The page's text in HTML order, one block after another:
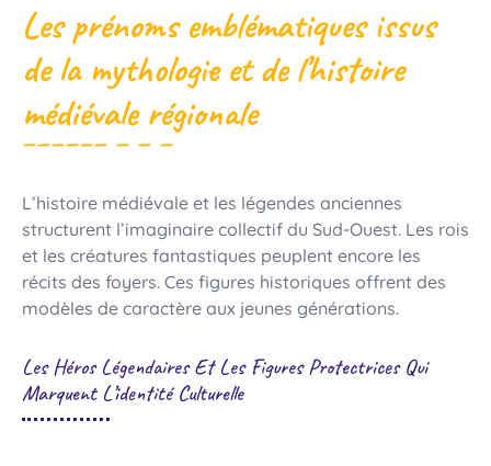
Les prénoms emblématiques issus
de la mythologie et de l’histoire
médiévale régionale
L’histoire médiévale et les légendes anciennes
structurent l’imaginaire collectif du Sud-Ouest. Les rois
et les créatures fantastiques peuplent encore les
récits des foyers. Ces figures historiques offrent des
modèles de caractère aux jeunes générations.
Les Héros Légendaires Et Les Figures Protectrices Qui
Marquent L’identité Culturelle